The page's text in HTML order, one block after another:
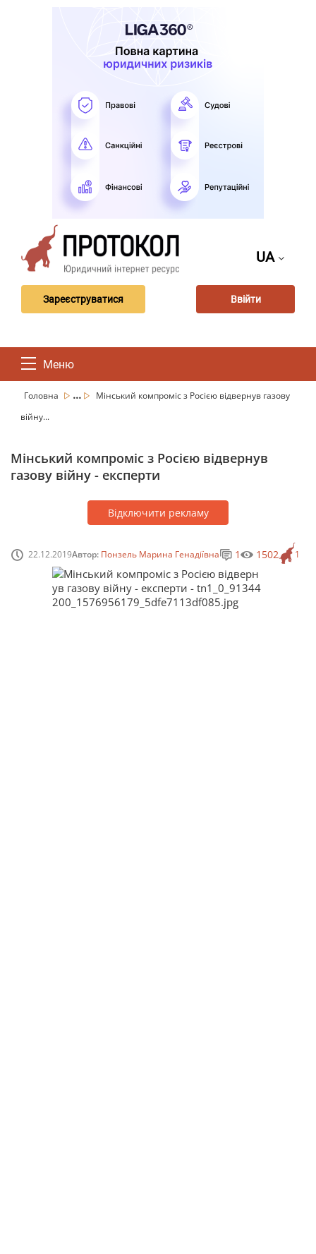
UA
Зареєструватися Ввійти
Меню
Головна ...
Мінський компроміс з Росією відвернув газову
війну...
Мінський компроміс з Росією відвернув
газову війну - експерти
Відключити рекламу
22.12.2019Автор: Понзель Марина Генадіївна 1
1 1502